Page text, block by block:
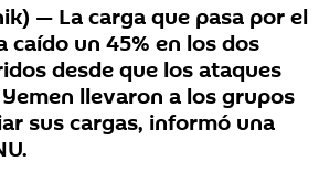
— La carga que pasa por el
caído un 45% en los dos
desde que los ataques
llevaron a los grupos
sus cargas, informó una